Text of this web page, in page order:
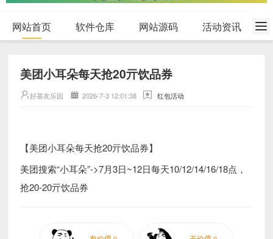
网站首页 软件仓库 网站源码 活动资讯
美团小耳朵每天抢20亓饮品券
好基友乐园 2026-7-3 12:01:38 红包活动
【美团小耳朵每天抢20亓饮品券】
美团搜索“小耳朵”->7月3日~12日每天10/12/14/16/18点，
抢20-20亓饮品券